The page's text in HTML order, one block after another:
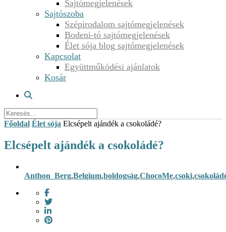
Sajtómegjelenések
Sajtószoba
Szépirodalom sajtómegjelenések
Bodeni-tó sajtómegjelenések
Élet sója blog sajtómegjelenések
Kapcsolat
Együttműködési ajánlatok
Kosár
Főoldal Élet sója Elcsépelt ajándék a csokoládé?
Elcsépelt ajándék a csokoládé?
Anthon_Berg,Belgium,boldogság,ChocoMe,csoki,